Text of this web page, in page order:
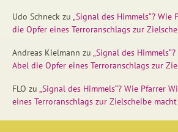
Udo Schneck zu „Signal des Himmels“?
die Opfer eines Terroranschlags zur
Andreas Kielmann zu „Signal des
Abel die Opfer eines Terroranschlags zur
FLO zu „Signal des Himmels“? Wie Pfarrer
eines Terroranschlags zur Zielscheibe macht